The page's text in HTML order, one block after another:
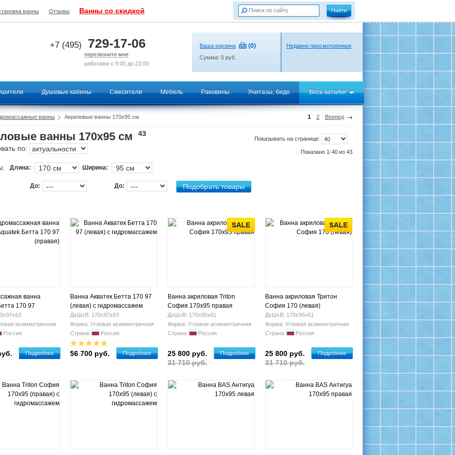
ванны Отзывы Ванны со скидкой
+7 (495) 729-17-06
перезвоните мне
работаем с 9:00 до 23:00
Ваша корзина (0)
Сумма: 0 руб.
Недавно просмотренные
Душевые кабины Смесители Мебель Раковины Унитазы, биде Весь каталог
1 2 Вперед
ванны Акриловые ванны 170х95 см
Показывать на странице:
Показано 1-40 из 43
ванны 170х95 см
43
по:
Длина: Ширина:
До: До:
ванна
170 97
асимметричная
Россия
Подробнее
Ванна Акватек Бетта 170 97
(левая) с гидромассажем
ДхШхВ: 170х97х63
Форма: Угловая асимметричная
Страна:
Россия
56 700 руб. Подробнее
Ванна акриловая Triton
София 170х95 правая
ДхШхВ: 170х95х61
Форма: Угловая асимметричная
Страна:
Россия
25 800 руб.
31 710 руб.
Подробнее
Ванна акриловая Тритон
София 170 (левая)
ДхШхВ: 170х95х61
Форма: Угловая асимметричная
Страна:
Россия
25 800 руб.
31 710 руб.
Подробнее